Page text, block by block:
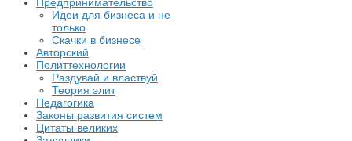
Идеи для бизнеса и не
только
Скачки в бизнесе
Авторский
Политтехнологии
Раздувай и властвуй
Теория элит
​Педагогика
Законы развития систем
Цитаты великих